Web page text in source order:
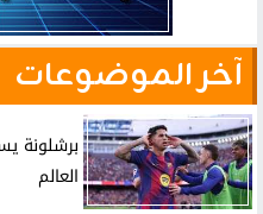
آخر الموضوعات
برشلونة
العالم